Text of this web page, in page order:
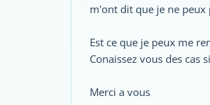
m'ont dit que je ne
Est ce que je peux me
Conaissez vous des cas
Merci a vous